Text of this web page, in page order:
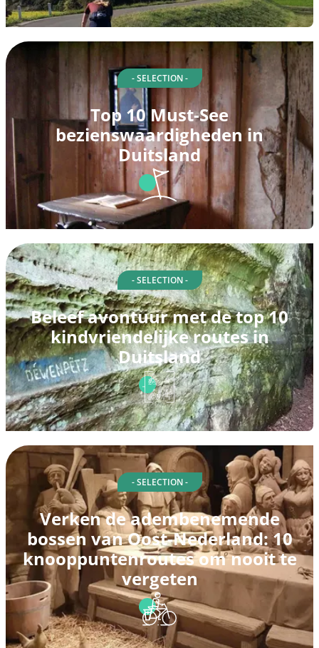
- SELECTION -
Top 10 Must-See
bezienswaardigheden in
Duitsland
- SELECTION -
Beleef avontuur met de top 10
kindvriendelijke routes in
Duitsland
- SELECTION -
Verken de adembenemende
bossen van Oost-Nederland: 10
knooppuntenroutes om nooit te
vergeten